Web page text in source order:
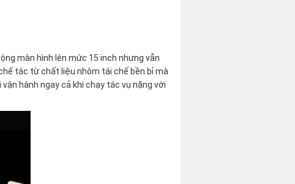
màn hình lên mức 15 inch nhưng vẫn
tác từ chất liệu nhôm tái chế bền bỉ mà
hành ngay cả khi chạy tác vụ nặng với